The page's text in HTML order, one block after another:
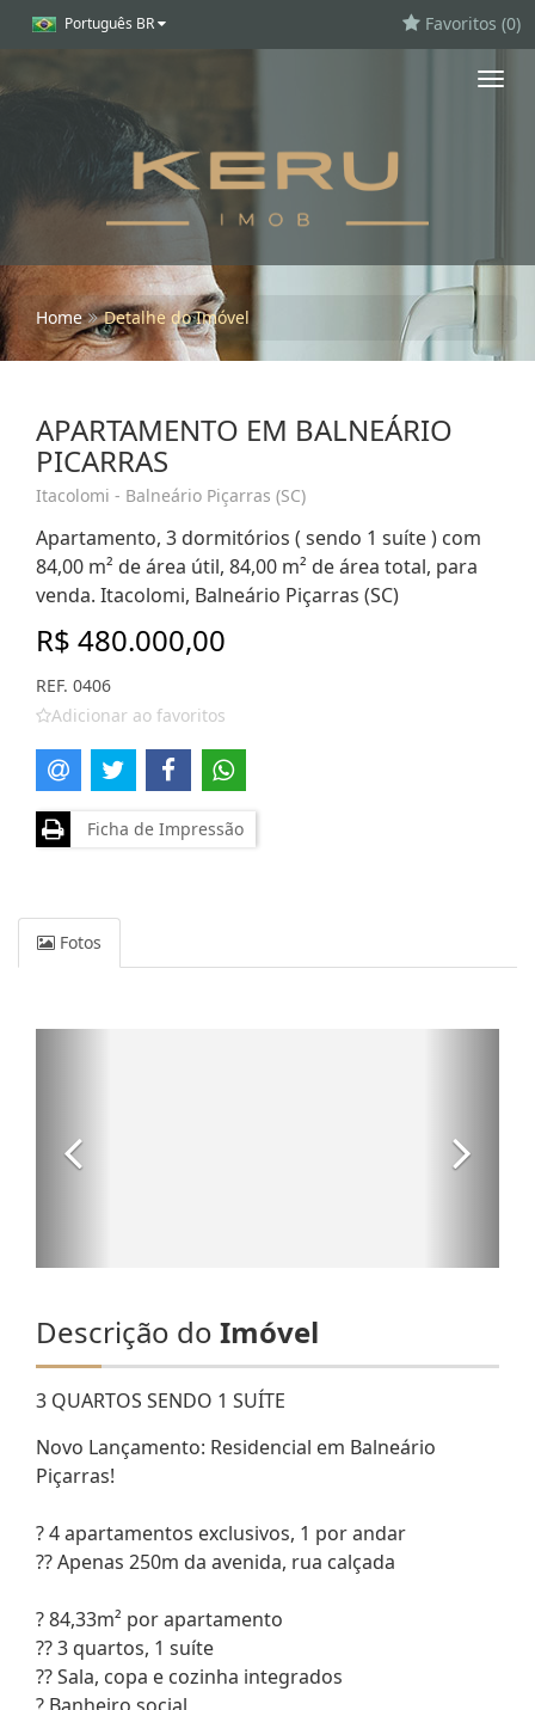
Português BR Favoritos (0)
Home Detalhe do Imóvel
APARTAMENTO EM BALNEÁRIO
PICARRAS
Itacolomi - Balneário Piçarras (SC)
Apartamento, 3 dormitórios ( sendo 1 suíte ) com
84,00 m² de área útil, 84,00 m² de área total, para
venda. Itacolomi, Balneário Piçarras (SC)
R$ 480.000,00
REF. 0406
Adicionar ao favoritos
Ficha de Impressão
Fotos
Descrição do Imóvel
3 QUARTOS SENDO 1 SUÍTE
Novo Lançamento: Residencial em Balneário
Piçarras!
? 4 apartamentos exclusivos, 1 por andar
?? Apenas 250m da avenida, rua calçada
? 84,33m² por apartamento
?? 3 quartos, 1 suíte
?? Sala, copa e cozinha integrados